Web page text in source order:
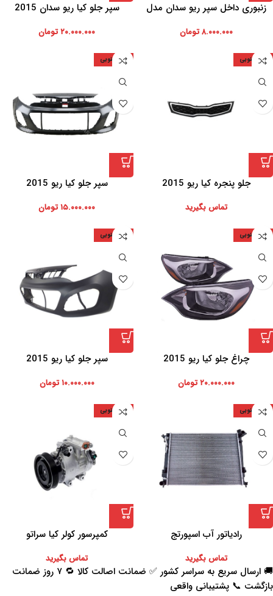
زنبوری داخل سپر ریو سدان مدل
۸.۰۰۰.۰۰۰تومان
سپر جلو کیا ریو سدان 2015
۲۰.۰۰۰.۰۰۰تومان
کره جنوبی
جلو پنجره کیا ریو 2015
تماس بگیرید
کره جنوبی
سپر جلو کیا ریو 2015
۱۵.۰۰۰.۰۰۰تومان
کره جنوبی
چراغ جلو کیا ریو 2015
۲۰.۰۰۰.۰۰۰تومان
کره جنوبی
سپر جلو کیا ریو 2015
۱۰.۰۰۰.۰۰۰ تومان
کره جنوبی
رادیاتور آب اسپورتج
تماس بگیرید
کره جنوبی
کمپرسور کولر کیا سراتو
تماس بگیرید
🚚 ارسال سریع به سراسر کشور ✅ ضمانت اصالت کالا 🔁 ۷ روز ضمانت
بازگشت 📞 پشتیبانی واقعی